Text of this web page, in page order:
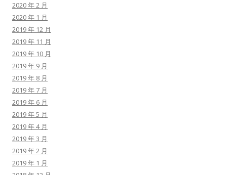
2020 年 2 月
2020 年 1 月
2019 年 12 月
2019 年 11 月
2019 年 10 月
2019 年 9 月
2019 年 8 月
2019 年 7 月
2019 年 6 月
2019 年 5 月
2019 年 4 月
2019 年 3 月
2019 年 2 月
2019 年 1 月